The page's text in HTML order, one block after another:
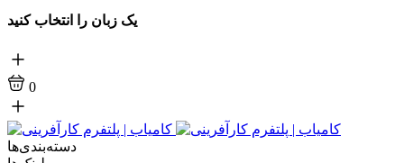
یک زبان را انتخاب کنید
0
دسته‌بندی‌ها